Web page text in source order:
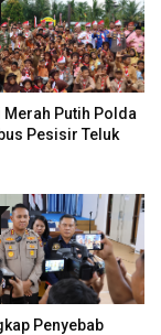
Merah Putih Polda
Pesisir Teluk
Penyebab